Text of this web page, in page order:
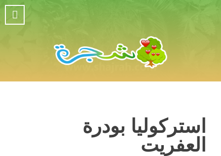
استركوليا بودرة
العفريت